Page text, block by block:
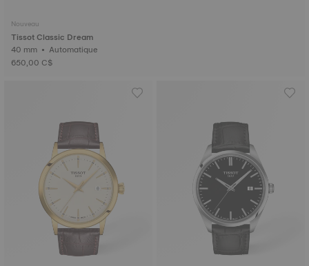
Nouveau
Tissot Classic Dream
40 mm • Automatique
650,00 C$